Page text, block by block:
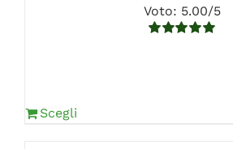
Voto: 5.00/5
Scegli